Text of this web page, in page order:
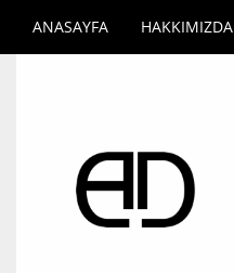
ANASAYFA HAKKIMIZDA